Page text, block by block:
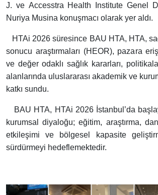
J. ve Accesstra Health Institute Genel
Nuriya Musina konuşmacı olarak yer aldı.
HTAi 2026 süresince BAU HTA, HTA,
sonucu araştırmaları (HEOR), pazara
ve değer odaklı sağlık kararları,
alanlarında uluslararası akademik ve
katkı sundu.
BAU HTA, HTAi 2026 İstanbul’da
kurumsal diyaloğu; eğitim, araştırma,
etkileşimi ve bölgesel kapasite
sürdürmeyi hedeflemektedir.